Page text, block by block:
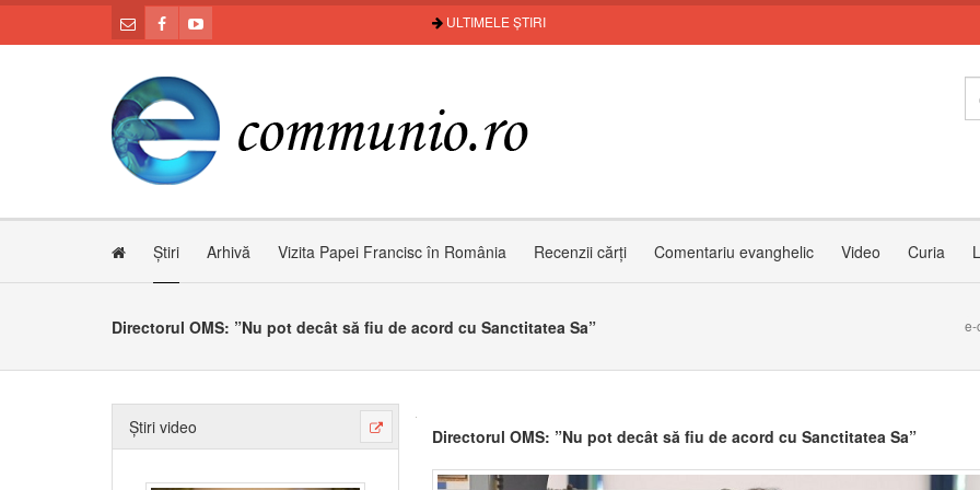
ULTIMELE ȘTIRI
Știri Arhivă Vizita Papei Francisc în România Recenzii cărți Comentariu evanghelic Video Curia
Directorul OMS: ”Nu pot decât să fiu de acord cu Sanctitatea Sa” e-
Știri video Directorul OMS: ”Nu pot decât să fiu de acord cu Sanctitatea Sa”